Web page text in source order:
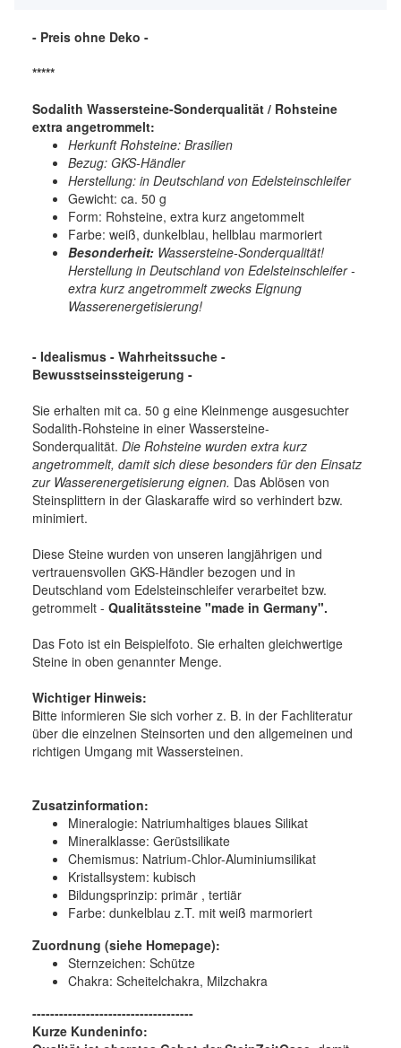
- Preis ohne Deko -
*****
Sodalith Wassersteine-Sonderqualität / Rohsteine
extra angetrommelt:
Herkunft Rohsteine: Brasilien
Bezug: GKS-Händler
Herstellung: in Deutschland von Edelsteinschleifer
Gewicht: ca. 50 g
Form: Rohsteine, extra kurz angetommelt
Farbe: weiß, dunkelblau, hellblau marmoriert
Besonderheit: Wassersteine-Sonderqualität!
Herstellung in Deutschland von Edelsteinschleifer -
extra kurz angetrommelt zwecks Eignung
Wasserenergetisierung!
- Idealismus - Wahrheitssuche -
Bewusstseinssteigerung -
Sie erhalten mit ca. 50 g eine Kleinmenge ausgesuchter
Sodalith-Rohsteine in einer Wassersteine-
Sonderqualität. Die Rohsteine wurden extra kurz
angetrommelt, damit sich diese besonders für den Einsatz
zur Wasserenergetisierung eignen. Das Ablösen von
Steinsplittern in der Glaskaraffe wird so verhindert bzw.
minimiert.
Diese Steine wurden von unseren langjährigen und
vertrauensvollen GKS-Händler bezogen und in
Deutschland vom Edelsteinschleifer verarbeitet bzw.
getrommelt - Qualitätssteine "made in Germany".
Das Foto ist ein Beispielfoto. Sie erhalten gleichwertige
Steine in oben genannter Menge.
Wichtiger Hinweis:
Bitte informieren Sie sich vorher z. B. in der Fachliteratur
über die einzelnen Steinsorten und den allgemeinen und
richtigen Umgang mit Wassersteinen.
Zusatzinformation:
Mineralogie: Natriumhaltiges blaues Silikat
Mineralklasse: Gerüstsilikate
Chemismus: Natrium-Chlor-Aluminiumsilikat
Kristallsystem: kubisch
Bildungsprinzip: primär , tertiär
Farbe: dunkelblau z.T. mit weiß marmoriert
Zuordnung (siehe Homepage):
Sternzeichen: Schütze
Chakra: Scheitelchakra, Milzchakra
------------------------------------
Kurze Kundeninfo: